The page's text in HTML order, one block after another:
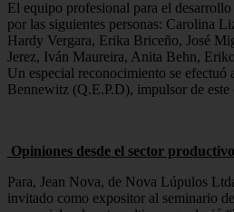
El equipo profesional para el
por las siguientes personas: Carolina
Hardy Vergara, Erika Briceño, José
Jerez, Iván Maureira, Anita Behn,
Un especial reconocimiento se efectuó
Bennewitz (Q.E.P.D), impulsor de este
Opiniones desde el sector productivo
Para, Jean Nova, de Nova Lúpulos
invitado como expositor al seminario